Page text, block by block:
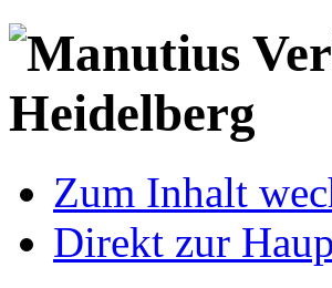
Zum Inhalt
Direkt zur